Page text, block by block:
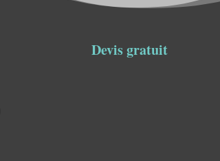
Devis gratuit